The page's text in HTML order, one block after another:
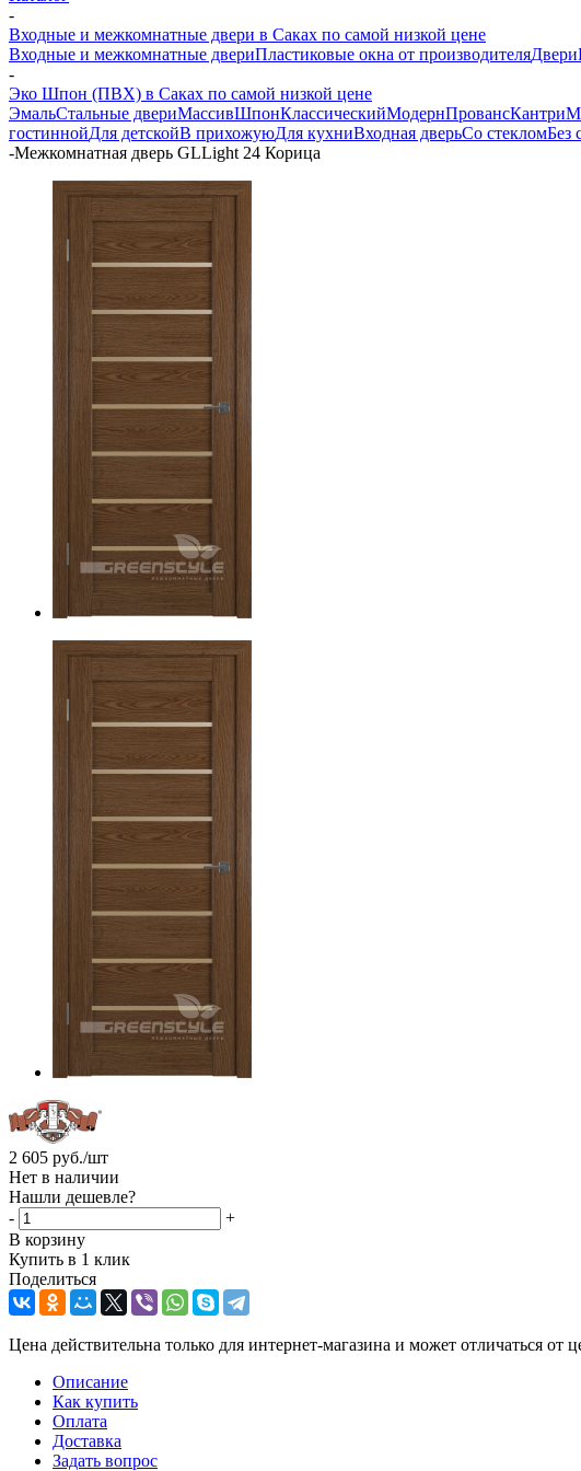
-
Входные и межкомнатные двери в Саках по самой низкой цене
Входные и межкомнатные двериПластиковые окна от производителяДвери
-
Эко Шпон (ПВХ) в Саках по самой низкой цене
ЭмальСтальные двериМассивШпонКлассическийМодернПровансКантри
гостиннойДля детскойВ прихожуюДля кухниВходная дверьСо стекломБез
-Межкомнатная дверь GLLight 24 Корица
2 605 руб./шт
Нет в наличии
Нашли дешевле?
-
+
В корзину
Купить в 1 клик
Поделиться
Цена действительна только для интернет-магазина и может отличаться от
Описание
Как купить
Оплата
Доставка
Задать вопрос